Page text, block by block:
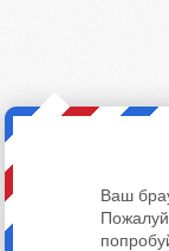
Ваш